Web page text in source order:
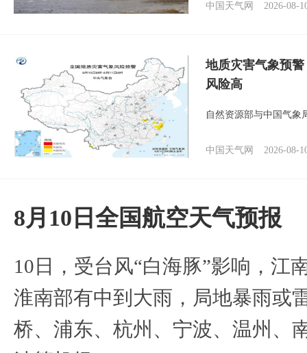
中国天气网 2026-08-
地质灾害气象预
风险高
自然资源部与中国气象
中国天气网 2026-08-
8月10日全国航空天气预报
10日，受台风“白海豚”影响，江
淮南部有中到大雨，局地暴雨或
桥、浦东、杭州、宁波、温州、